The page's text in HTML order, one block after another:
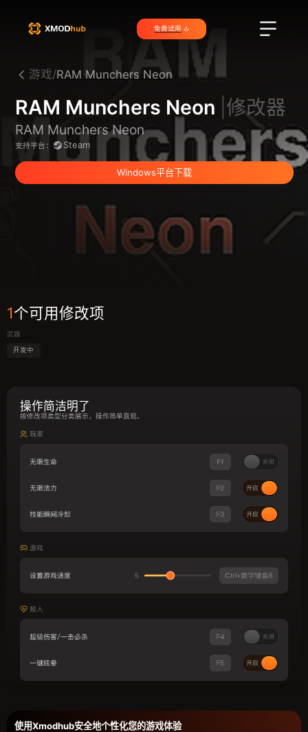
免费试用
游戏/RAM Munchers Neon
RAM Munchers Neon |修改器
RAM Munchers Neon
支持平台： Steam
Windows平台下载
1个可用修改项
武器
开发中
操作简洁明了
按修改项类型分类展示，操作简单直观。
使用Xmodhub安全地个性化您的游戏体验